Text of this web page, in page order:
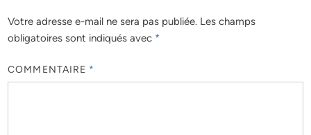
Votre adresse e-mail ne sera pas publiée. Les champs
obligatoires sont indiqués avec *
COMMENTAIRE *